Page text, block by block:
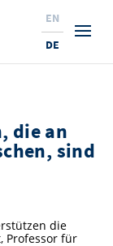
EN
DE
die an
sind
die
Professor für